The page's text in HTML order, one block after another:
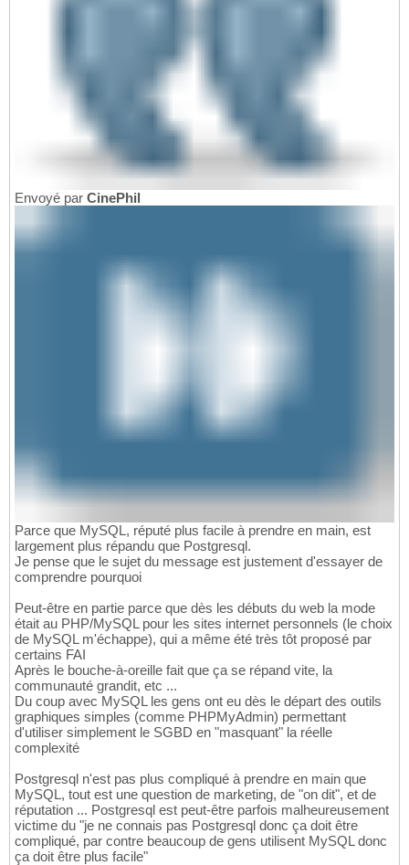
Envoyé par CinePhil
Parce que MySQL, réputé plus facile à prendre en main, est
largement plus répandu que Postgresql.
Je pense que le sujet du message est justement d'essayer de
comprendre pourquoi
Peut-être en partie parce que dès les débuts du web la mode
était au PHP/MySQL pour les sites internet personnels (le choix
de MySQL m'échappe), qui a même été très tôt proposé par
certains FAI
Après le bouche-à-oreille fait que ça se répand vite, la
communauté grandit, etc ...
Du coup avec MySQL les gens ont eu dès le départ des outils
graphiques simples (comme PHPMyAdmin) permettant
d'utiliser simplement le SGBD en "masquant" la réelle
complexité
Postgresql n'est pas plus compliqué à prendre en main que
MySQL, tout est une question de marketing, de "on dit", et de
réputation ... Postgresql est peut-être parfois malheureusement
victime du "je ne connais pas Postgresql donc ça doit être
compliqué, par contre beaucoup de gens utilisent MySQL donc
ça doit être plus facile"